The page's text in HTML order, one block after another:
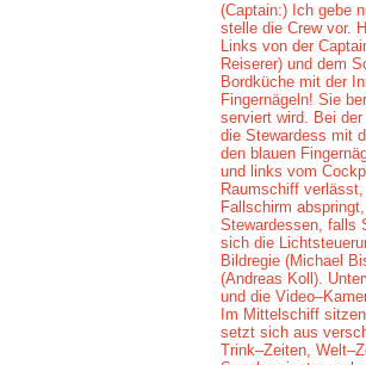
(Captain:) Ich gebe
stelle die Crew vor.
Links von der
Reiserer) und dem
Bordküche mit der
Fingernägeln! Sie
serviert wird. Bei
die Stewardess mit
den blauen
und links vom
Raumschiff
Fallschirm
Stewardessen, falls
sich die
Bildregie (Michael
(Andreas Koll).
und die
Im Mittelschiff
setzt sich aus
Trink–Zeiten,